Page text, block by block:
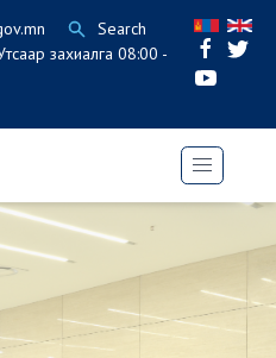
Search
захиалга 08:00 -